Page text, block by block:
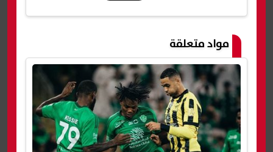
مواد متعلقة